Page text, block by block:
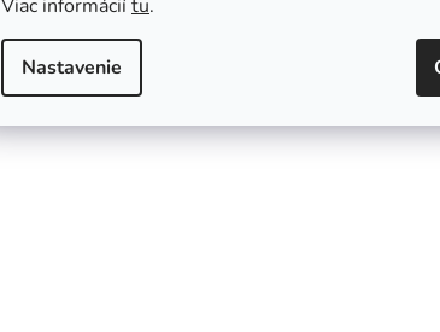
Viac informáciítu.
Nastavenie